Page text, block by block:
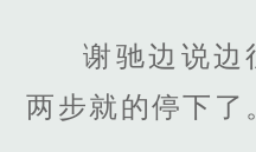
谢驰边说边
两步就的停下了